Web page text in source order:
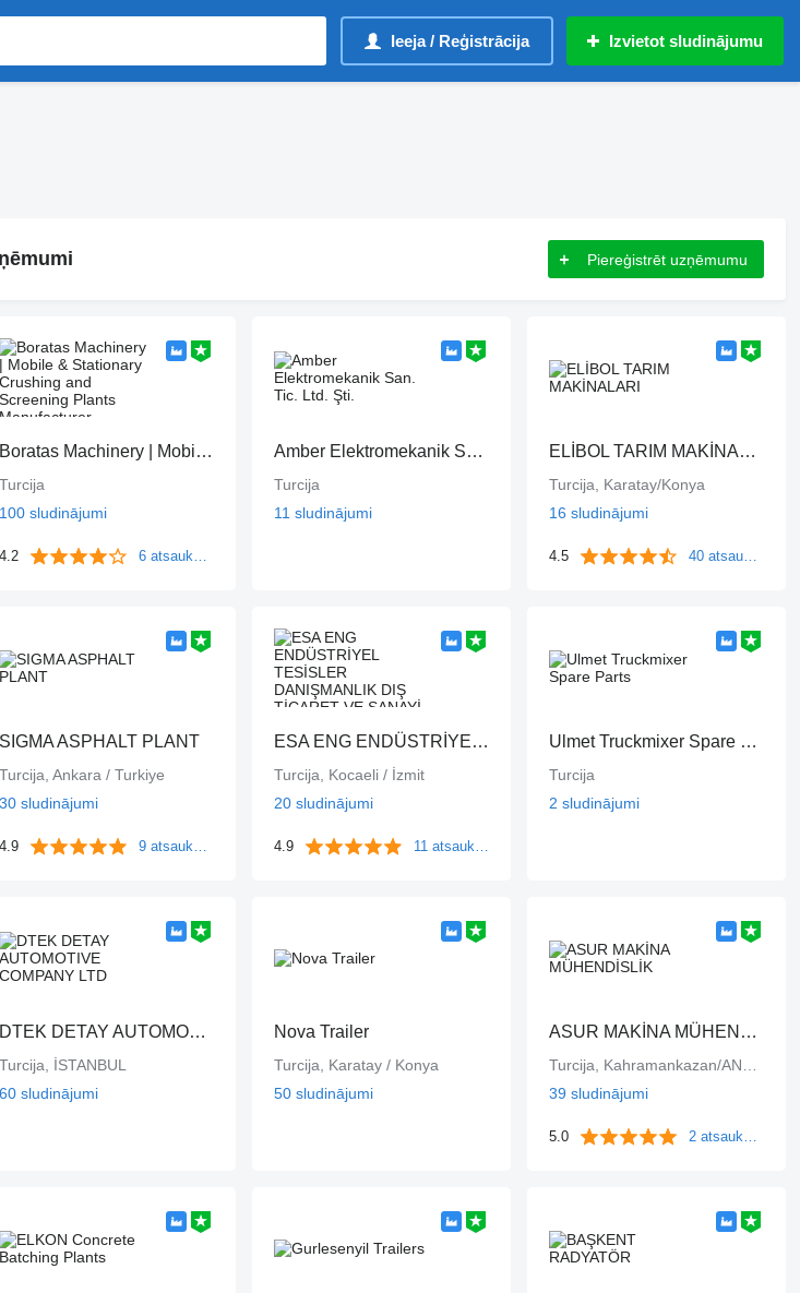
Ieeja / Reģistrācija Izvietot sludinājumu
Piereģistrēt uzņēmumu
Boratas Machinery | Mobile & Stationary Crushing and Screening Plants Manufacturer
Turcija
100 sludinājumi
4.2 6 atsauksmes
Amber Elektromekanik San. Tic. Ltd. Şti.
Turcija
11 sludinājumi
ELİBOL TARIM MAKİNALARI
Turcija, Karatay/Konya
16 sludinājumi
4.5 40 atsauksmes
SIGMA ASPHALT PLANT
Turcija, Ankara / Turkiye
30 sludinājumi
4.9 9 atsauksmes
ESA ENG ENDÜSTRİYEL TESİSLER DANIŞMANLIK DIŞ TİCARET VE SANAYİ LİMİTED ŞİRKETİ
Turcija, Kocaeli / İzmit
20 sludinājumi
4.9 11 atsauksmes
Ulmet Truckmixer Spare Parts
Turcija
2 sludinājumi
DTEK DETAY AUTOMOTIVE COMPANY LTD
Turcija, İSTANBUL
60 sludinājumi
Nova Trailer
Turcija, Karatay / Konya
50 sludinājumi
ASUR MAKİNA MÜHENDİSLİK
39 sludinājumi
5.0 2 atsauksmes